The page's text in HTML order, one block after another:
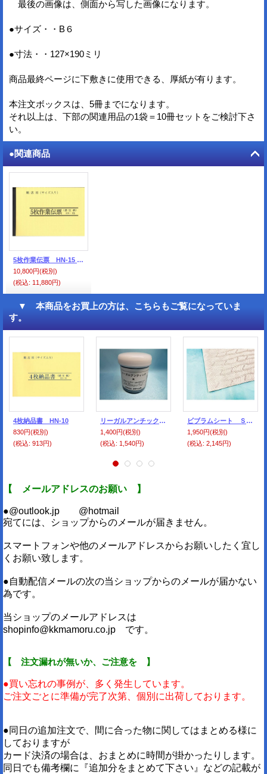
最後の画像は、側面から写した画像になります。
●サイズ・・B６
●寸法・・127×190ミリ
商品最終ページに下敷きに使用できる、厚紙が有ります。
本注文ボックスは、5冊までになります。
それ以上は、下部の関連用品の1袋＝10冊セットをご検討下さ
い。
●関連商品
5枚作業伝票 HN-15 （10冊セット）
10,800円(税別)
(税込: 11,880円)
▼ 本商品をお買上の方は、こちらもご覧になっていま
す。
4枚納品書 HN-10
830円(税別)
(税込: 913円)
リーガルアンチッククリーム 黒 150ｇ
1,400円(税別)
(税込: 1,540円)
ビブラムシート Ｓ-1924 白
1,950円(税別)
(税込: 2,145円)
【 メールアドレスのお願い 】
●@outlook.jp @hotmail
宛てには、ショップからのメールが届きません。
スマートフォンや他のメールアドレスからお願いしたく宜し
くお願い致します。
●自動配信メールの次の当ショップからのメールが届かない
為です。
当ショップのメールアドレスは
shopinfo@kkmamoru.co.jp です。
【 注文漏れが無いか、ご注意を 】
●買い忘れの事例が、多く発生しています。
ご注文ごとに準備が完了次第、個別に出荷しております。
●同日の追加注文で、間に合った物に関してはまとめる様に
しておりますが
カード決済の場合は、おまとめに時間が掛かったりします。
同日でも備考欄に『追加分をまとめて下さい』などの記載が